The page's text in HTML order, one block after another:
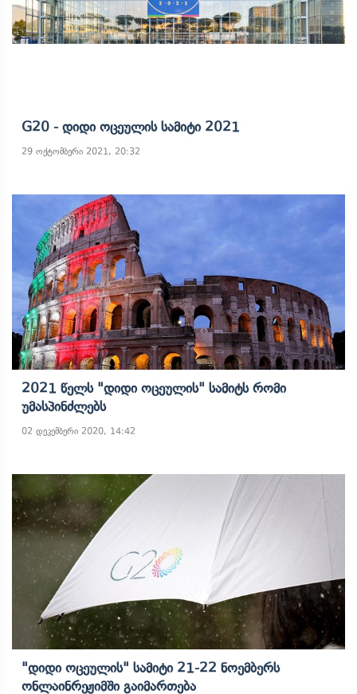
G20 - Დიდი Ოცეულის Სამიტი 2021
29 ოქტომბერი 2021, 20:32
2021 Წელს "დიდი Ოცეულის" Სამიტს Რომი
Უმასპინძლებს
02 დეკემბერი 2020, 14:42
"დიდი Ოცეულის" Სამიტი 21-22 Ნოემბერს
Ონლაინრეჟიმში Გაიმართება